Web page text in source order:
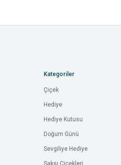
Kategoriler
Çiçek
Hediye
Hediye Kutusu
Doğum Günü
Sevgiliye Hediye
Saksı Çiçekleri